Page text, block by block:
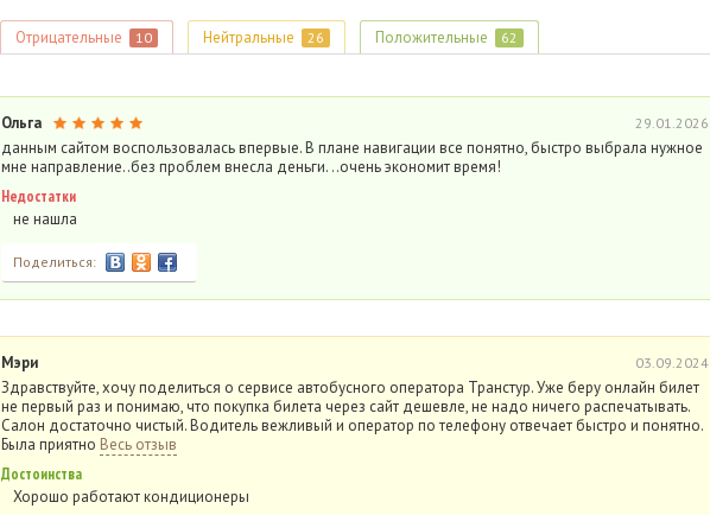
Отрицательные 10 Нейтральные 26 Положительные 62
Ольга 29.01.2026
данным сайтом воспользовалась впервые. В плане навигации все понятно, быстро выбрала нужное
мне направление..без проблем внесла деньги. ..очень экономит время!
Недостатки
не нашла
Поделиться:
Мэри 03.09.2024
Здравствуйте, хочу поделиться о сервисе автобусного оператора Транстур. Уже беру онлайн билет
не первый раз и понимаю, что покупка билета через сайт дешевле, не надо ничего распечатывать.
Салон достаточно чистый. Водитель вежливый и оператор по телефону отвечает быстро и понятно.
Была приятно Весь отзыв
Достоинства
Хорошо работают кондиционеры